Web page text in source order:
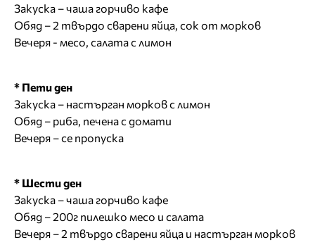
Закуска – чаша горчиво кафе
Обяд – 2 твърдо сварени яйца, сок от морков
Вечеря - месо, салата с лимон
* Пети ден
Закуска – настърган морков с лимон
Обяд – риба, печена с домати
Вечеря – се пропуска
* Шести ден
Закуска – чаша горчиво кафе
Обяд – 200г пилешко месо и салата
Вечеря – 2 твърдо сварени яйца и настърган морков